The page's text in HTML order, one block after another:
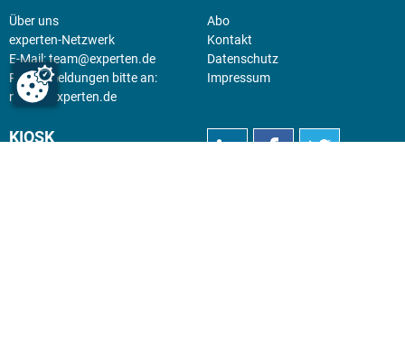
Über uns
experten-Netzwerk
E-Mail:team@experten.de
Pressemeldungen bitte an:
news@experten.de
Abo
Kontakt
Datenschutz
Impressum
KIOSK